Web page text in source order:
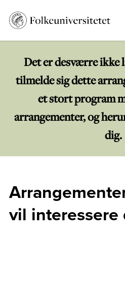
Det er desværre ikke
tilmelde sig dette
et stort program
arrangementer, og
dig.
vil interessere